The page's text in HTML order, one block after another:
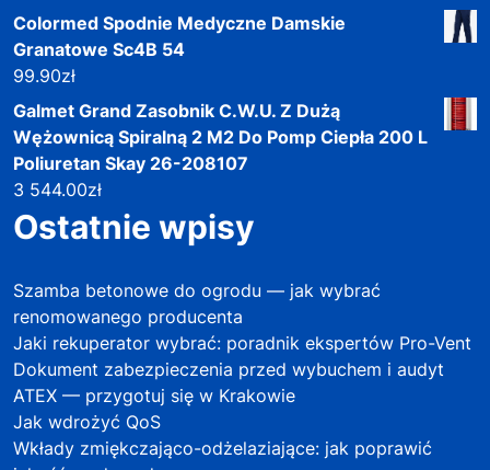
Colormed Spodnie Medyczne Damskie
Granatowe Sc4B 54
99.90zł
Galmet Grand Zasobnik C.W.U. Z Dużą
Wężownicą Spiralną 2 M2 Do Pomp Ciepła 200 L
Poliuretan Skay 26-208107
3 544.00zł
Ostatnie wpisy
Szamba betonowe do ogrodu — jak wybrać
renomowanego producenta
Jaki rekuperator wybrać: poradnik ekspertów Pro-Vent
Dokument zabezpieczenia przed wybuchem i audyt
ATEX — przygotuj się w Krakowie
Jak wdrożyć QoS
Wkłady zmiękczająco-odżelaziające: jak poprawić